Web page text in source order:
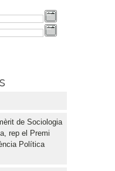
de Sociologia
rep el Premi
Política